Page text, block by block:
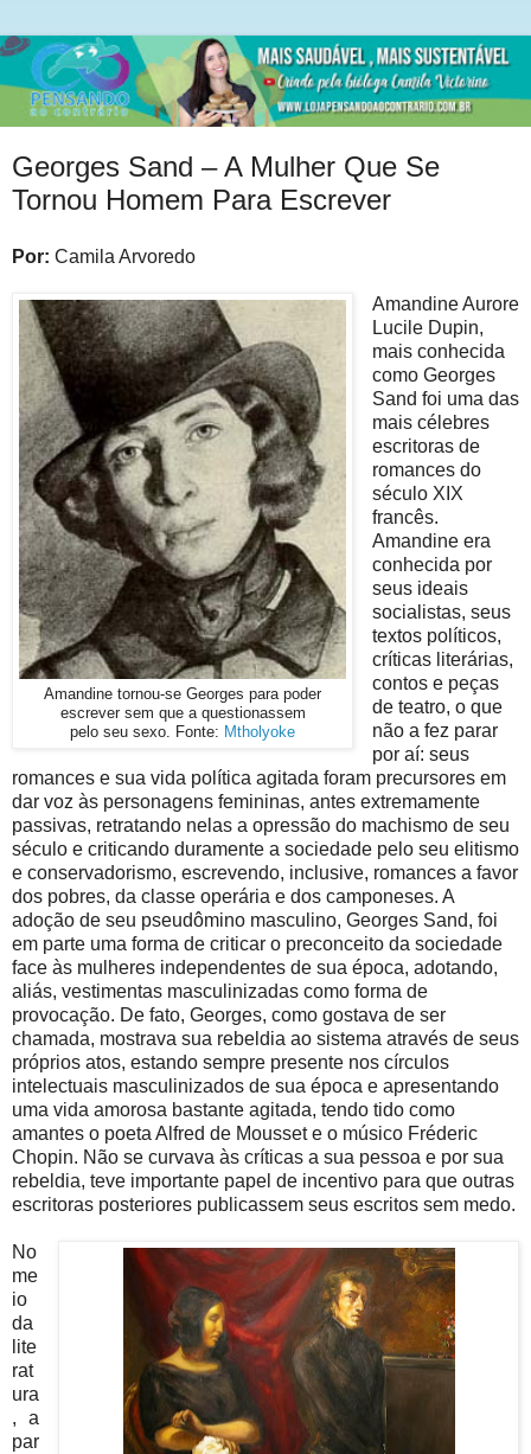
Georges Sand – A Mulher Que Se
Tornou Homem Para Escrever
Por: Camila Arvoredo
Amandine tornou-se Georges para poder
escrever sem que a questionassem
pelo seu sexo. Fonte: Mtholyoke
Amandine Aurore
Lucile Dupin,
mais conhecida
como Georges
Sand foi uma das
mais célebres
escritoras de
romances do
século XIX
francês.
Amandine era
conhecida por
seus ideais
socialistas, seus
textos políticos,
críticas literárias,
contos e peças
de teatro, o que
não a fez parar
por aí: seus
romances e sua vida política agitada foram precursores em
dar voz às personagens femininas, antes extremamente
passivas, retratando nelas a opressão do machismo de seu
século e criticando duramente a sociedade pelo seu elitismo
e conservadorismo, escrevendo, inclusive, romances a favor
dos pobres, da classe operária e dos camponeses. A
adoção de seu pseudômino masculino, Georges Sand, foi
em parte uma forma de criticar o preconceito da sociedade
face às mulheres independentes de sua época, adotando,
aliás, vestimentas masculinizadas como forma de
provocação. De fato, Georges, como gostava de ser
chamada, mostrava sua rebeldia ao sistema através de seus
próprios atos, estando sempre presente nos círculos
intelectuais masculinizados de sua época e apresentando
uma vida amorosa bastante agitada, tendo tido como
amantes o poeta Alfred de Mousset e o músico Fréderic
Chopin. Não se curvava às críticas a sua pessoa e por sua
rebeldia, teve importante papel de incentivo para que outras
escritoras posteriores publicassem seus escritos sem medo.
No
me
io
da
lite
rat
ura
, a
par